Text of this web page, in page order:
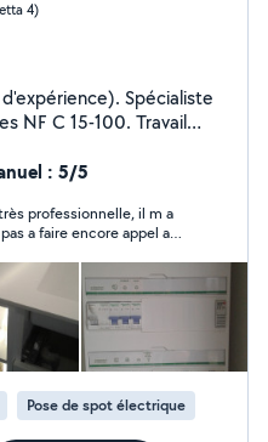
4)
Spécialiste
NF C 15-100. Travail
: 5/5
professionnelle, il m a
a faire encore appel a
Pose de spot électrique